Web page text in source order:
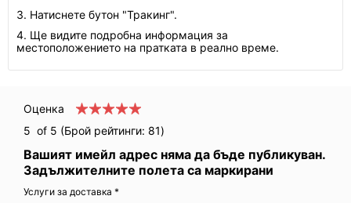
3. Натиснете бутон "Тракинг".
4. Ще видите подробна информация за
местоположението на пратката в реално време.
Оценка
5 of 5 (Брой рейтинги: 81)
Вашият имейл адрес няма да бъде публикуван.
Задължителните полета са маркирани
Услуги за доставка *